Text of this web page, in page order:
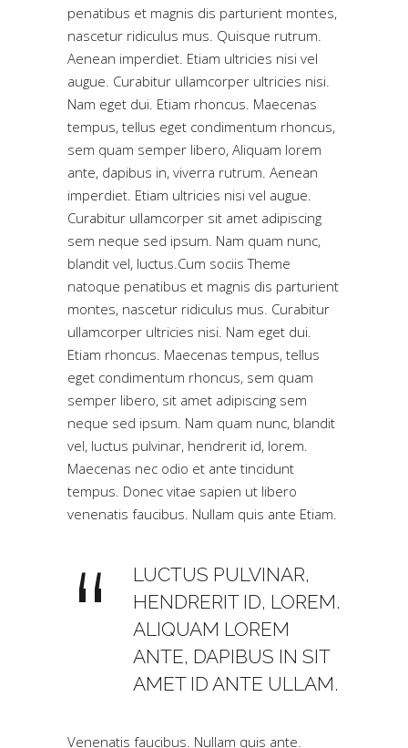
penatibus et magnis dis parturient montes,
nascetur ridiculus mus. Quisque rutrum.
Aenean imperdiet. Etiam ultricies nisi vel
augue. Curabitur ullamcorper ultricies nisi.
Nam eget dui. Etiam rhoncus. Maecenas
tempus, tellus eget condimentum rhoncus,
sem quam semper libero, Aliquam lorem
ante, dapibus in, viverra rutrum. Aenean
imperdiet. Etiam ultricies nisi vel augue.
Curabitur ullamcorper sit amet adipiscing
sem neque sed ipsum. Nam quam nunc,
blandit vel, luctus.Cum sociis Theme
natoque penatibus et magnis dis parturient
montes, nascetur ridiculus mus. Curabitur
ullamcorper ultricies nisi. Nam eget dui.
Etiam rhoncus. Maecenas tempus, tellus
eget condimentum rhoncus, sem quam
semper libero, sit amet adipiscing sem
neque sed ipsum. Nam quam nunc, blandit
vel, luctus pulvinar, hendrerit id, lorem.
Maecenas nec odio et ante tincidunt
tempus. Donec vitae sapien ut libero
venenatis faucibus. Nullam quis ante Etiam.
LUCTUS PULVINAR,
HENDRERIT ID, LOREM.
ALIQUAM LOREM
ANTE, DAPIBUS IN SIT
AMET ID ANTE ULLAM.
Venenatis faucibus. Nullam quis ante.